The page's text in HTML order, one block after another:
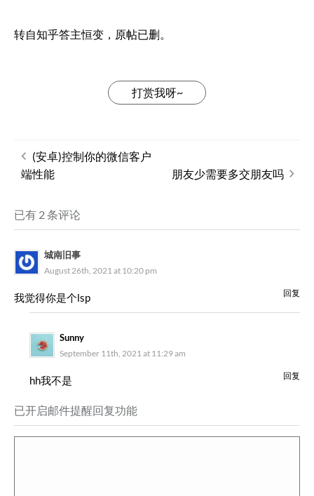
转自知乎答主恒变，原帖已删。
打赏我呀~
(安卓)控制你的微信客户
端性能
朋友少需要多交朋友吗
已有 2 条评论
城南旧事
August 26th, 2021 at 10:20 pm
我觉得你是个lsp 回复
Sunny
September 11th, 2021 at 11:29 am
hh我不是 回复
已开启邮件提醒回复功能